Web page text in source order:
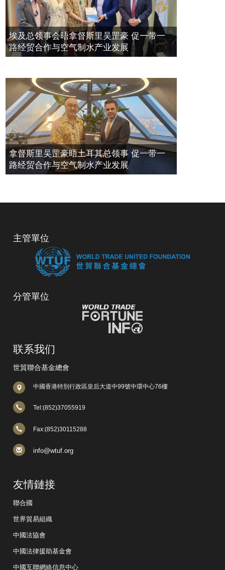
埃及总领事会晤拿督斯里吴罡豪 促一带一
路经贸合作与空气制水产业发展
拿督斯里吴罡豪晤土耳其总领事 促一带一
路经贸合作与空气制水产业发展
主管單位
分管單位
联系我们
世貿聯合基金總會
中國香港特別行政區皇后大道中99號中環中心76樓
Tel:(852)37055919
Fax:(852)30115288
info@wtuf.org
友情鏈接
聯合國
世界貿易組織
中國法協會
中國法律援助基金會
中國互聯網絡信息中心